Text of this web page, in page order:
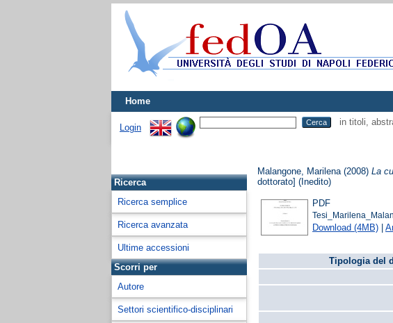
Home
Login
in titoli,
Ricerca
Ricerca semplice
Ricerca avanzata
Ultime accessioni
Scorri per
Autore
Settori scientifico-disciplinari
Malangone, Marilena (2008)La
dottorato] (Inedito)
PDF
Download (4MB) |
Tipologia del